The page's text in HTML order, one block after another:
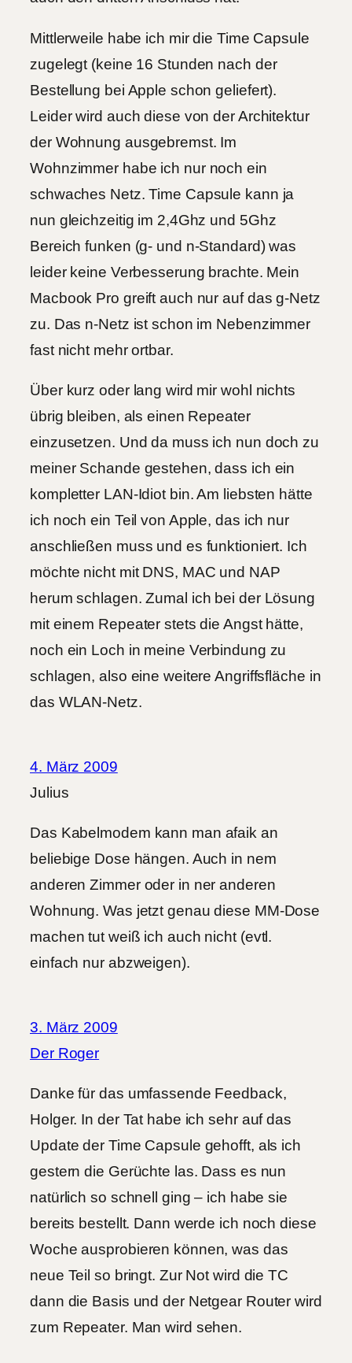
Mittlerweile habe ich mir die Time Capsule
zugelegt (keine 16 Stunden nach der
Bestellung bei Apple schon geliefert).
Leider wird auch diese von der Architektur
der Wohnung ausgebremst. Im
Wohnzimmer habe ich nur noch ein
schwaches Netz. Time Capsule kann ja
nun gleichzeitig im 2,4Ghz und 5Ghz
Bereich funken (g- und n-Standard) was
leider keine Verbesserung brachte. Mein
Macbook Pro greift auch nur auf das g-Netz
zu. Das n-Netz ist schon im Nebenzimmer
fast nicht mehr ortbar.
Über kurz oder lang wird mir wohl nichts
übrig bleiben, als einen Repeater
einzusetzen. Und da muss ich nun doch zu
meiner Schande gestehen, dass ich ein
kompletter LAN-Idiot bin. Am liebsten hätte
ich noch ein Teil von Apple, das ich nur
anschließen muss und es funktioniert. Ich
möchte nicht mit DNS, MAC und NAP
herum schlagen. Zumal ich bei der Lösung
mit einem Repeater stets die Angst hätte,
noch ein Loch in meine Verbindung zu
schlagen, also eine weitere Angriffsfläche in
das WLAN-Netz.
4. März 2009
Julius
Das Kabelmodem kann man afaik an
beliebige Dose hängen. Auch in nem
anderen Zimmer oder in ner anderen
Wohnung. Was jetzt genau diese MM-Dose
machen tut weiß ich auch nicht (evtl.
einfach nur abzweigen).
3. März 2009
Der Roger
Danke für das umfassende Feedback,
Holger. In der Tat habe ich sehr auf das
Update der Time Capsule gehofft, als ich
gestern die Gerüchte las. Dass es nun
natürlich so schnell ging – ich habe sie
bereits bestellt. Dann werde ich noch diese
Woche ausprobieren können, was das
neue Teil so bringt. Zur Not wird die TC
dann die Basis und der Netgear Router wird
zum Repeater. Man wird sehen.